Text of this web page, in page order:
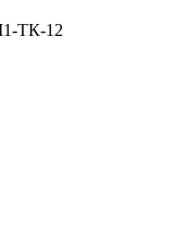
ТК-12